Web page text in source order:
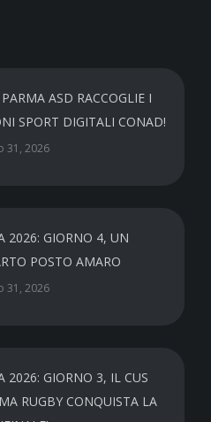
PARMA ASD RACCOGLIE I
SPORT DIGITALI CONAD!
31, 2026
2026: GIORNO 4, UN
POSTO AMARO
31, 2026
2026: GIORNO 3, IL CUS
RUGBY CONQUISTA LA